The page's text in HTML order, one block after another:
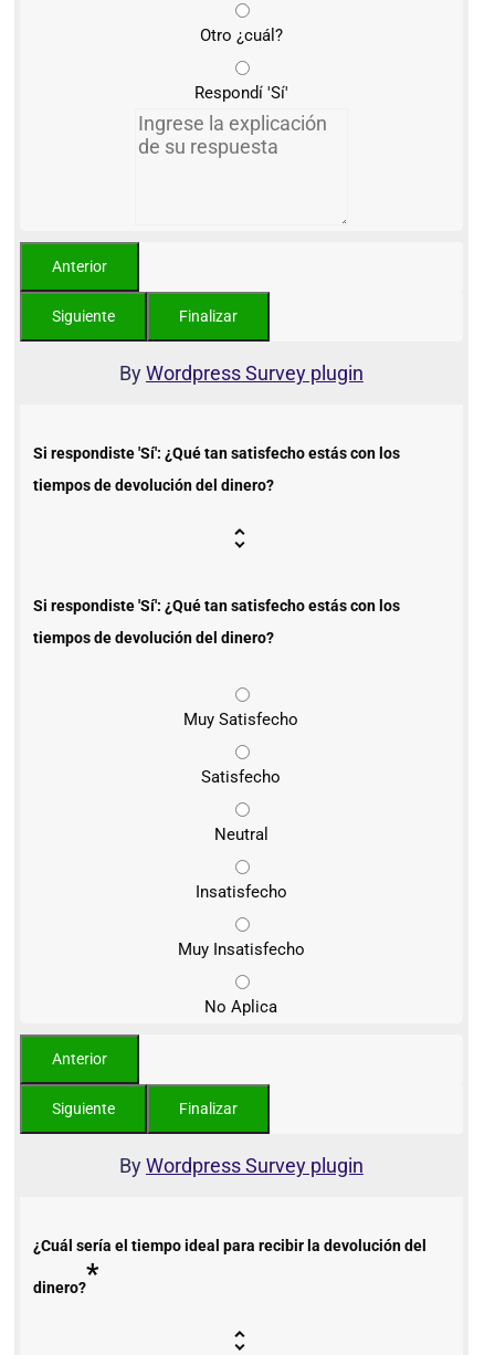
Otro ¿cuál?
Respondí 'Sí'
ByWordpress Survey plugin
Si respondiste 'Sí': ¿Qué tan satisfecho estás con los
tiempos de devolución del dinero?
Si respondiste 'Sí': ¿Qué tan satisfecho estás con los
tiempos de devolución del dinero?
Muy Satisfecho
Satisfecho
Neutral
Insatisfecho
Muy Insatisfecho
No Aplica
ByWordpress Survey plugin
¿Cuál sería el tiempo ideal para recibir la devolución del
dinero?*